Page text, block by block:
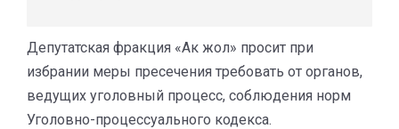
Депутатская фракция «Ак жол» просит при
избрании меры пресечения требовать от органов,
ведущих уголовный процесс, соблюдения норм
Уголовно-процессуального кодекса.